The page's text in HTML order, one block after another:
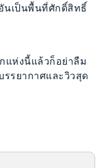
นเป็นพื้นที่ศักดิ์สิทธิ์
แห่งนี้แล้วก็อย่าลืม
รยากาศและวิวสุด